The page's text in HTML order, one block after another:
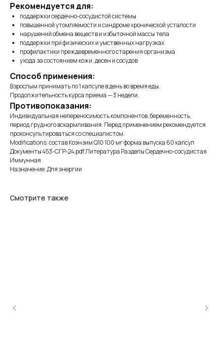
Рекомендуется для:
поддержки сердечно-сосудистой системы
повышенной утомляемости и синдроме хронической усталости
нарушений обмена веществ и избыточной массы тела
поддержки при физических и умственных нагрузках
профилактики преждевременного старения организма
ухода за состоянием кожи, десен и сосудов
Способ применения:
Взрослым принимать по 1 капсуле в день во время еды.
Продолжительность курса приема — 3 недели.
Противопоказания:
Индивидуальная непереносимость компонентов, беременность,
период грудного вскармливания. Перед применением рекомендуется
проконсультироваться со специалистом.
Modifications: состав Коэнзим Q10 100 мг форма выпуска 60 капсул
Документы 453-СГР-24.pdf Литература Разделы Сердечно-сосудистая
Иммунная
Назначение: Для энергии
Смотрите также